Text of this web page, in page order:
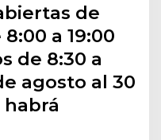
de
a 19:00
de 8:30 a
agosto al 30